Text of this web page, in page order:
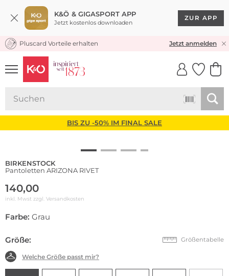
K&Ö & GIGASPORT APP
Jetzt kostenlos downloaden
ZUR APP
KOSTENLOSER VERSAND* & RÜCKVERSAND
Pluscard Vorteile erhalten Jetzt anmelden
UNSERE APP
CLICK &
BIS ZU -50% IM FINAL SALE
BIRKENSTOCK
Pantoletten ARIZONA RIVET
140,00
inkl. Mwst zzgl. Versandkosten
Farbe: Grau
Größe: Größentabelle
Welche Größe passt mir?